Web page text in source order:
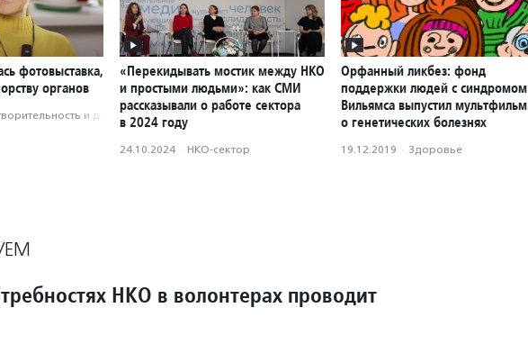
фотовыставка,
органов
и доброволь­чест­во
«Перекидывать мостик между НКО
и простыми людьми»: как СМИ
рассказывали о работе сектора
в 2024 году
24.10.2024 · НКО-сектор
Орфанный ликбез: фонд
поддержки людей с синдромом
Вильямса выпустил мультфильм
о генетических болезнях
19.12.2019 · Здоровье
НКО в волонтерах проводит